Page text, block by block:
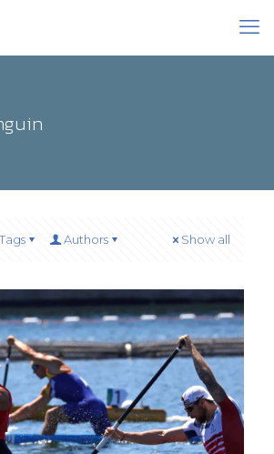
Tags Authors Show all